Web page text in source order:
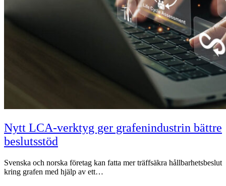
Nytt LCA-verktyg ger grafenindustrin bättre
beslutsstöd
Svenska och norska företag kan fatta mer träffsäkra hållbarhetsbeslut
kring grafen med hjälp av ett…